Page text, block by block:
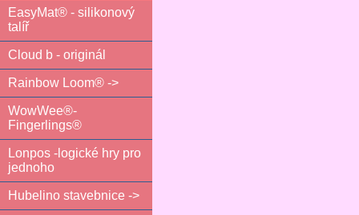
EasyMat® - silikonový
talíř
Cloud b - originál
Rainbow Loom® ->
WowWee®-
Fingerlings®
Lonpos -logické hry pro
jednoho
Hubelino stavebnice ->